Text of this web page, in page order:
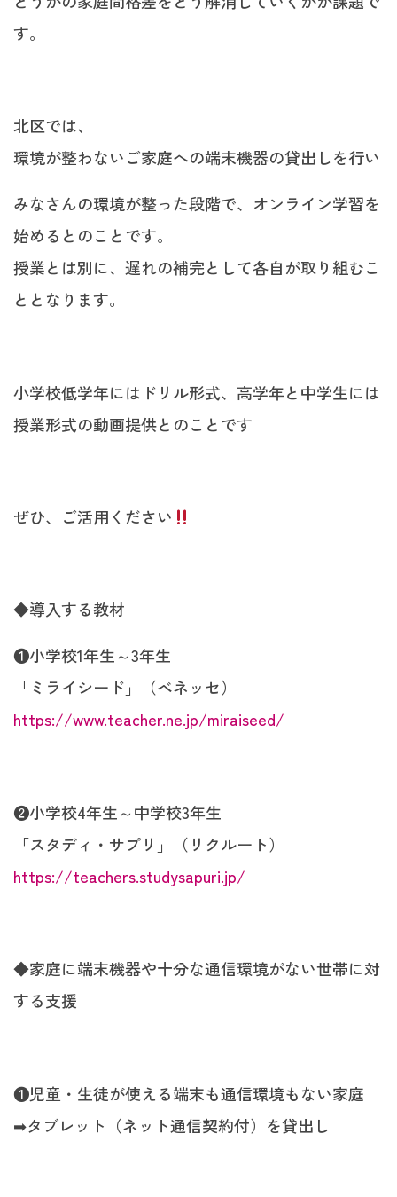
す。
北区では、
環境が整わないご家庭への端末機器の貸出しを行い
みなさんの環境が整った段階で、オンライン学習を
始めるとのことです。
授業とは別に、遅れの補完として各自が取り組むこ
ととなります。
小学校低学年にはドリル形式、高学年と中学生には
授業形式の動画提供とのことです
ぜひ、ご活用ください
◆導入する教材
❶小学校1年生～3年生
「ミライシード」（ベネッセ）
https://www.teacher.ne.jp/miraiseed/
❷小学校4年生～中学校3年生
「スタディ・サプリ」（リクルート）
https://teachers.studysapuri.jp/
◆家庭に端末機器や十分な通信環境がない世帯に対
する支援
❶児童・生徒が使える端末も通信環境もない家庭
➡︎タブレット（ネット通信契約付）を貸出し